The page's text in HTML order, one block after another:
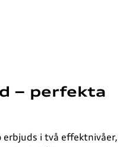
– perfekta
i två effektnivåer,